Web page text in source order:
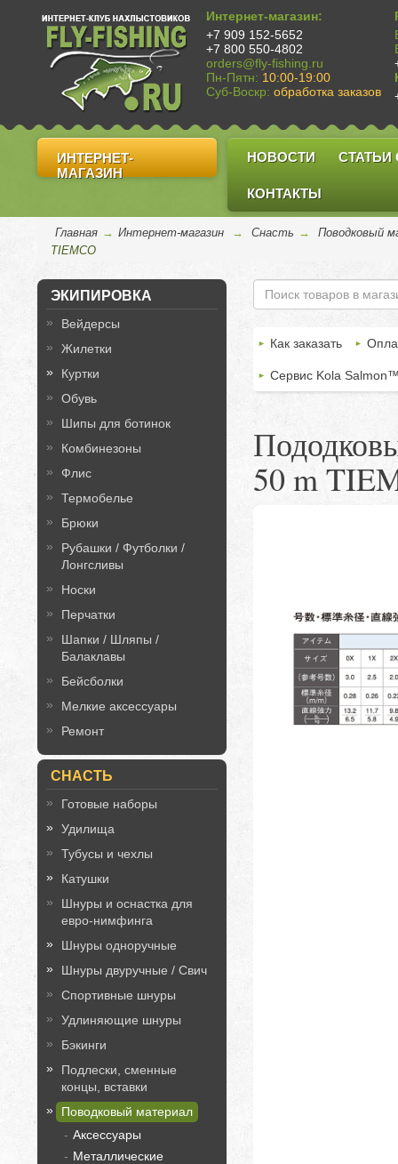
Интернет-магазин:
+7 909 152-5652
+7 800 550-4802
orders@fly-fishing.ru
Пн-Пятн: 10:00-19:00
Суб-Воскр: обработка заказов
ИНТЕРНЕТ-
МАГАЗИН
НОВОСТИ СТАТЬИ
КОНТАКТЫ
Главная → Интернет-магазин → Снасть →
Поводковый
TIEMCO
ЭКИПИРОВКА
Вейдерсы
Жилетки
Куртки
Обувь
Шипы для ботинок
Комбинезоны
Флис
Термобелье
Брюки
Рубашки / Футболки /
Лонгсливы
Носки
Перчатки
Шапки / Шляпы /
Балаклавы
Бейсболки
Мелкие аксессуары
Ремонт
СНАСТЬ
Готовые наборы
Удилища
Тубусы и чехлы
Катушки
Шнуры и оснастка для
евро-нимфинга
Шнуры одноручные
Шнуры двуручные / Свич
Спортивные шнуры
Удлиняющие шнуры
Бэкинги
Подлески, сменные
концы, вставки
Поводковый материал
Аксессуары
Металлические
Как заказать
Сервис Kola
50 m